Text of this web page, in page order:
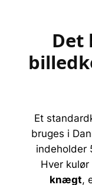
Det
Et
bruges i
indeholder
Hver
knægt,